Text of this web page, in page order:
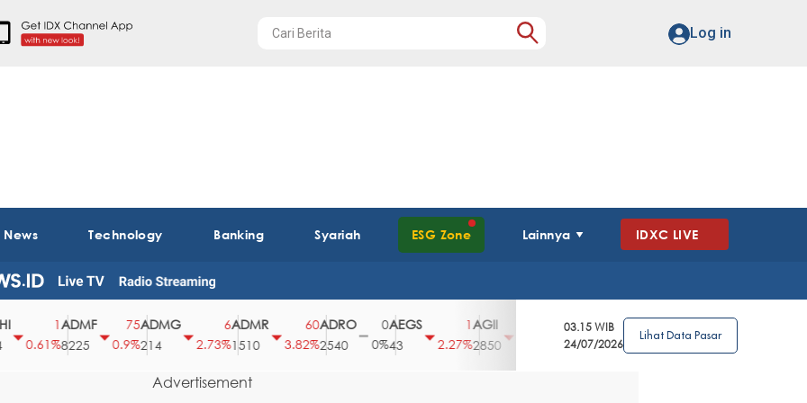
Log in
Technology Banking Syariah ESG Zone Lainnya IDXC LIVE
ADMF
8225
0.9%
ADMG
214
2.73%
ADMR
1510
3.82%
ADRO
2540
0
0%
AEGS
43
2.27%
AGII
2850
3.39%
4
2.63%
AGRS
62
0%
03.15 WIB
24/07/2026
Lihat Data Pasar
Advertisement